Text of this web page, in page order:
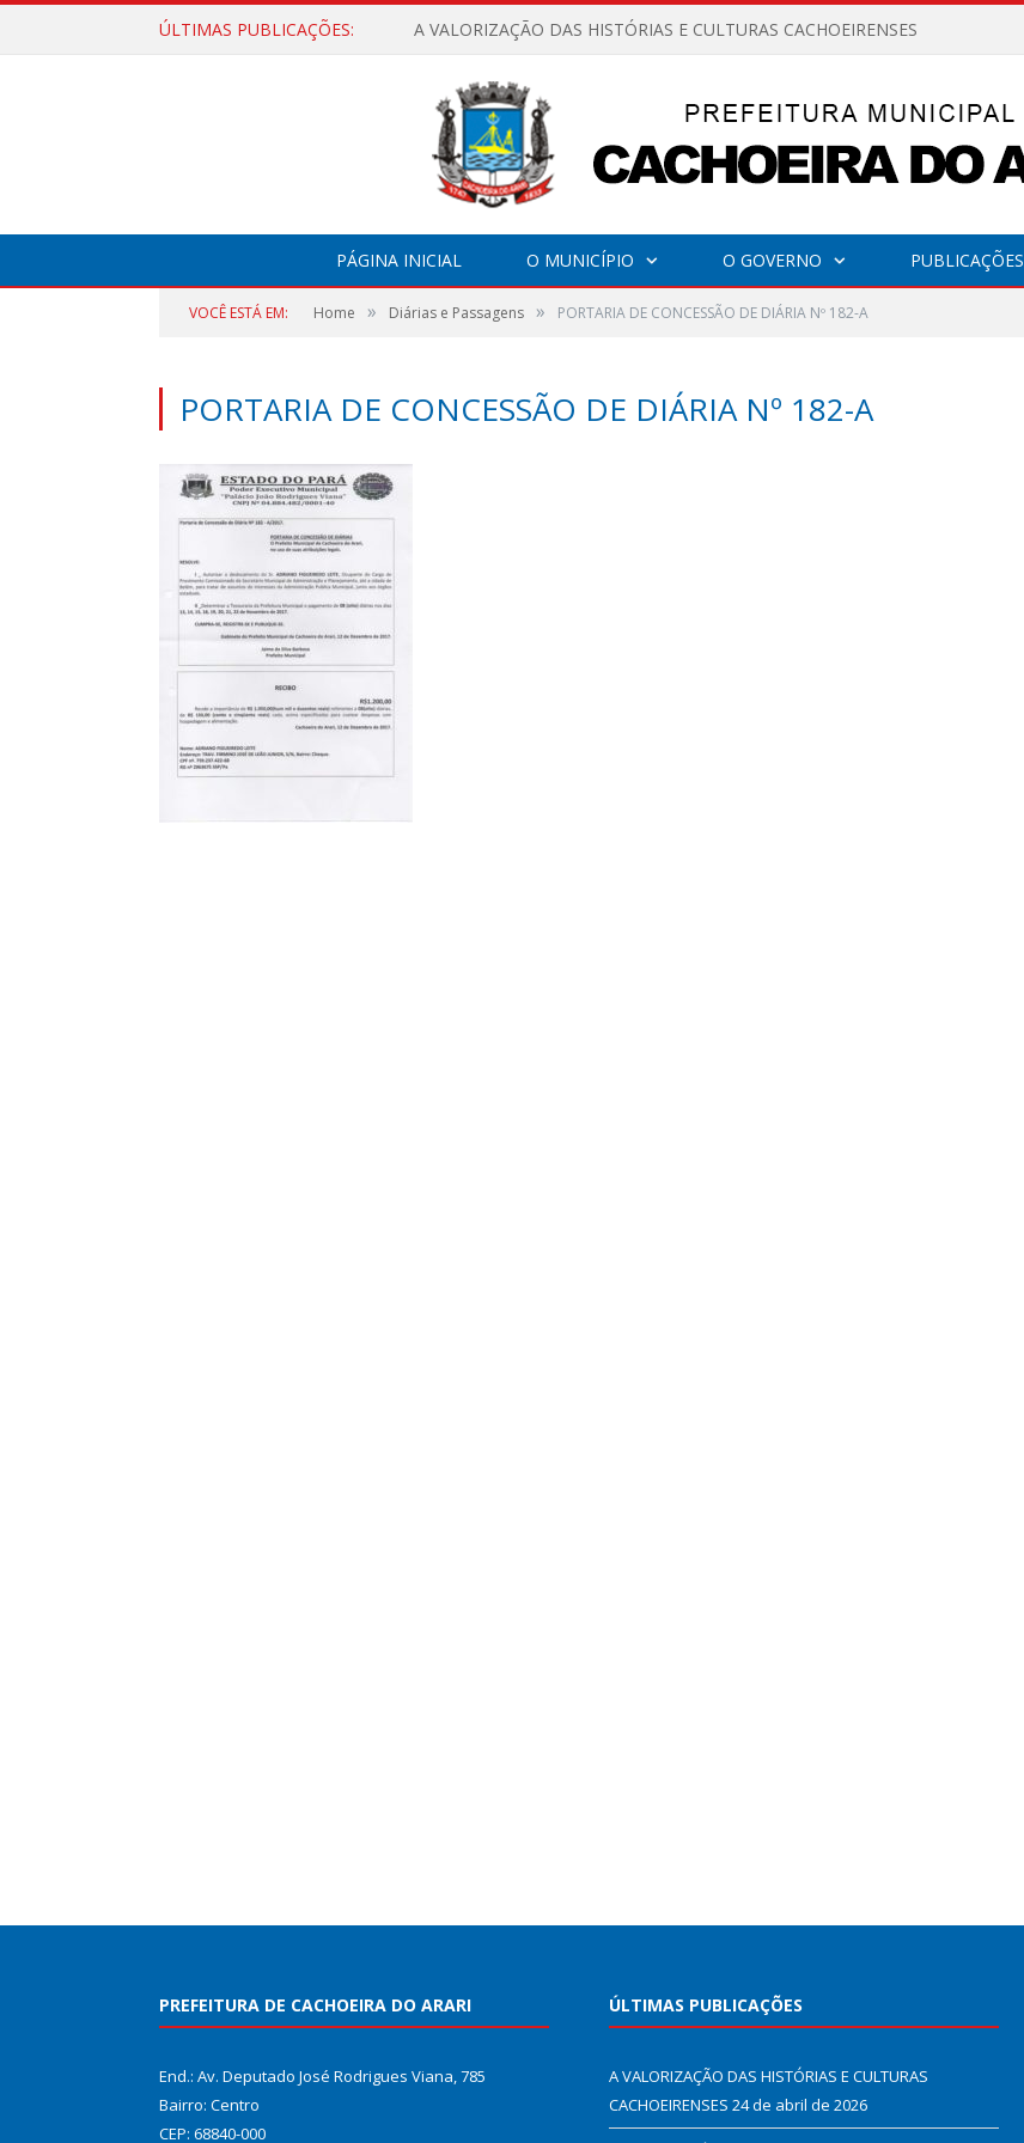
ÚLTIMAS PUBLICAÇÕES: A VALORIZAÇÃO DAS HISTÓRIAS E CULTURAS CACHOEIRENSES
PÁGINA INICIAL O MUNICÍPIO O GOVERNO PUBLICAÇÕES
VOCÊ ESTÁ EM: Home » Diárias e Passagens » PORTARIA DE CONCESSÃO DE DIÁRIA Nº 182-A
PORTARIA DE CONCESSÃO DE DIÁRIA Nº 182-A
PREFEITURA DE CACHOEIRA DO ARARI
End.: Av. Deputado José Rodrigues Viana, 785
Bairro: Centro
CEP: 68840-000
ÚLTIMAS PUBLICAÇÕES
A VALORIZAÇÃO DAS HISTÓRIAS E CULTURAS
CACHOEIRENSES 24 de abril de 2026